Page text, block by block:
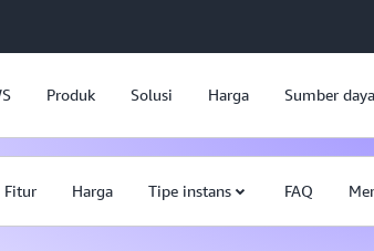
Produk Solusi Harga Sumber daya
Fitur Harga Tipe instans FAQ